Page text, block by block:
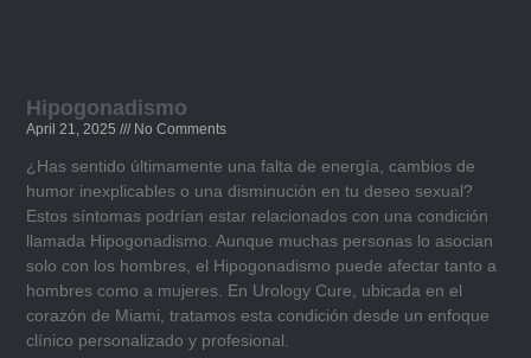
Hipogonadismo​
April 21, 2025 No Comments
¿Has sentido últimamente una falta de energía, cambios de
humor inexplicables o una disminución en tu deseo sexual?
Estos síntomas podrían estar relacionados con una condición
llamada Hipogonadismo. Aunque muchas personas lo asocian
solo con los hombres, el Hipogonadismo puede afectar tanto a
hombres como a mujeres. En Urology Cure, ubicada en el
corazón de Miami, tratamos esta condición desde un enfoque
clínico personalizado y profesional.